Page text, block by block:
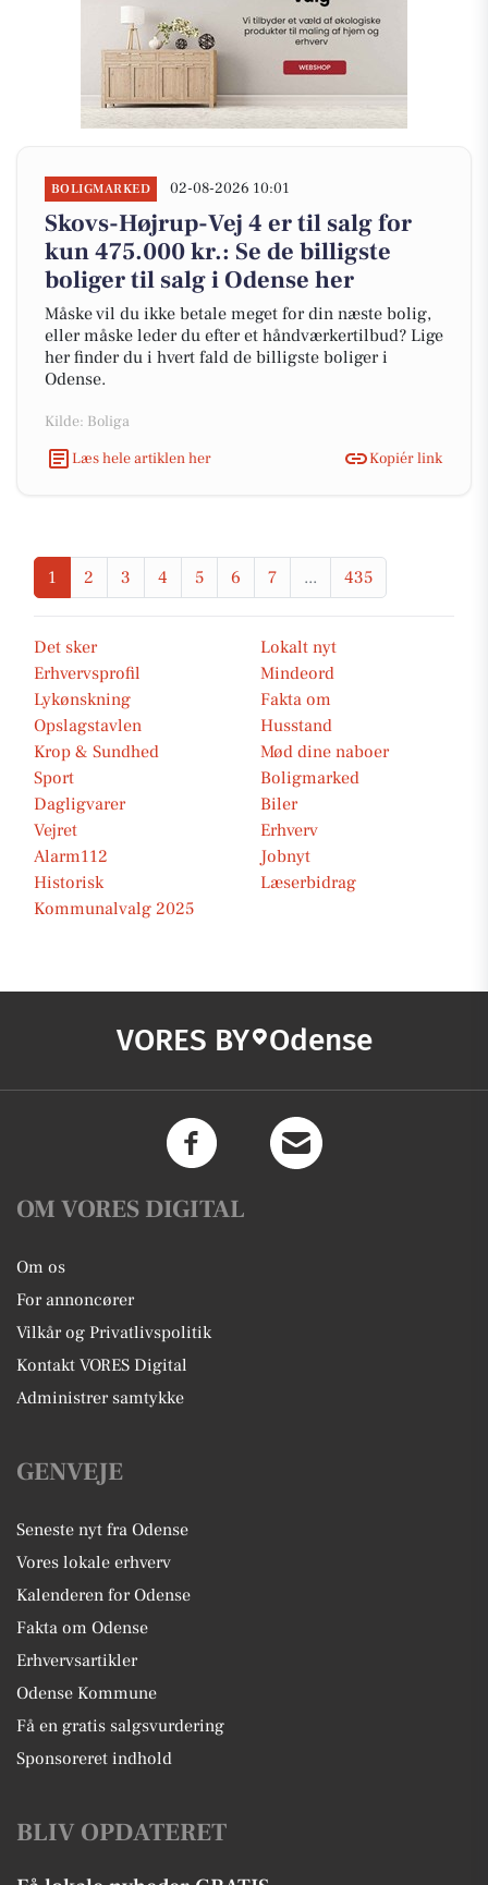
BOLIGMARKED 02-08-2026 10:01
Skovs-Højrup-Vej 4 er til salg for
kun 475.000 kr.: Se de billigste
boliger til salg i Odense her
Måske vil du ikke betale meget for din næste bolig,
eller måske leder du efter et håndværkertilbud? Lige
her finder du i hvert fald de billigste boliger i
Odense.
Kilde: Boliga
Læs hele artiklen her
Kopiér link
1 2 3 4 5 6 7 ... 435
Det sker
Lokalt nyt
Erhvervsprofil
Mindeord
Lykønskning
Fakta om
Opslagstavlen
Husstand
Krop & Sundhed
Mød dine naboer
Sport
Boligmarked
Dagligvarer
Biler
Vejret
Erhverv
Alarm112
Jobnyt
Historisk
Læserbidrag
Kommunalvalg 2025
VORES BY Odense
OM VORES DIGITAL
Om os
For annoncører
Vilkår og Privatlivspolitik
Kontakt VORES Digital
Administrer samtykke
GENVEJE
Seneste nyt fra Odense
Vores lokale erhverv
Kalenderen for Odense
Fakta om Odense
Erhvervsartikler
Odense Kommune
Få en gratis salgsvurdering
Sponsoreret indhold
BLIV OPDATERET